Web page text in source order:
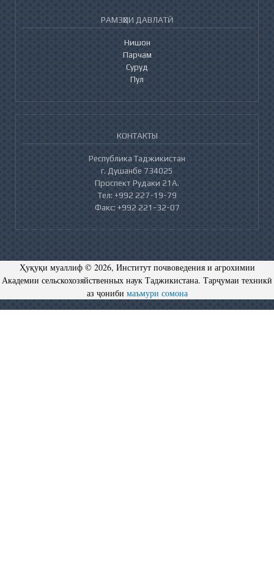
РАМЗҲОИ ДАВЛАТӢ
Нишон
Парчам
Суруд
Пул
КОНТАКТЫ
Республика Таджикистан
г. Душанбе 734025
Проспект Рудаки 21А.
Тел: +992 227-19-79
Факс: +992 221-32-07
Ҳуқуқи муаллиф © 2026, Институт почвоведения и агрохимии
Академии сельскохозяйственных наук Таджикистана. Тарҷумаи техникӣ
аз ҷониби маъмури сомона